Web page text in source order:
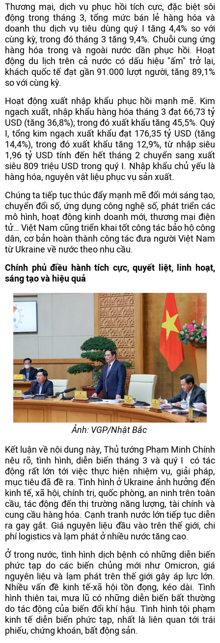
Thương mại, dịch vụ phục hồi tích cực, đặc biệt sôi
động trong tháng 3, tổng mức bán lẻ hàng hóa và
doanh thu dịch vụ tiêu dùng quý I tăng 4,4% so với
cùng kỳ, trong đó tháng 3 tăng 9,4%. Chuỗi cung ứng
hàng hóa trong và ngoài nước dần phục hồi. Hoạt
động du lịch trên cả nước có dấu hiệu "ấm" trở lại,
khách quốc tế đạt gần 91.000 lượt người, tăng 89,1%
so với cùng kỳ.
Hoạt động xuất nhập khẩu phục hồi mạnh mẽ. Kim
ngạch xuất, nhập khẩu hàng hóa tháng 3 đạt 66,73 tỷ
USD (tăng 36,8%); trong đó xuất khẩu tăng 45,5%. Quý
I, tổng kim ngạch xuất khẩu đạt 176,35 tỷ USD (tăng
14,4%), trong đó xuất khẩu tăng 12,9%, từ nhập siêu
1,96 tỷ USD tính đến hết tháng 2 chuyển sang xuất
siêu 809 triệu USD trong quý I. Nhập khẩu chủ yếu là
hàng hóa, nguyên vật liệu phục vụ sản xuất.
Chúng ta tiếp tục thúc đẩy mạnh mẽ đổi mới sáng tạo,
chuyển đổi số, ứng dụng công nghệ số, phát triển các
mô hình, hoạt động kinh doanh mới, thương mại điện
tử… Việt Nam cũng triển khai tốt công tác bảo hộ công
dân, cơ bản hoàn thành công tác đưa người Việt Nam
từ Ukraine về nước theo nhu cầu.
Chính phủ điều hành tích cực, quyết liệt, linh hoạt,
sáng tạo và hiệu quả
Ảnh: VGP/Nhật Bắc
Kết luận về nội dung này, Thủ tướng Phạm Minh Chính
nêu rõ, tình hình, diễn biến tháng 3 và quý I có tác
động rất lớn tới việc thực hiện nhiệm vụ, giải pháp,
mục tiêu đã đề ra. Tình hình ở Ukraine ảnh hưởng đến
kinh tế, xã hội, chính trị, quốc phòng, an ninh trên toàn
cầu, tác động đến thị trường năng lượng, tài chính và
cung cầu hàng hóa. Cạnh tranh nước lớn tiếp tục diễn
ra gay gắt. Giá nguyên liệu đầu vào trên thế giới, chi
phí logistics và lạm phát ở nhiều nước tăng cao.
Ở trong nước, tình hình dịch bệnh có những diễn biến
phức tạp do các biến chủng mới như Omicron, giá
nguyên liệu và lạm phát trên thế giới gây áp lực lớn.
Nhiều vấn đề kinh tế-xã hội tồn đọng, kéo dài. Tình
hình thiên tai, mưa lũ có những diễn biến bất thường
do tác động của biến đổi khí hậu. Tình hình tội phạm
kinh tế diễn biến phức tạp, nhất là liên quan tới trái
phiếu, chứng khoán, bất động sản.